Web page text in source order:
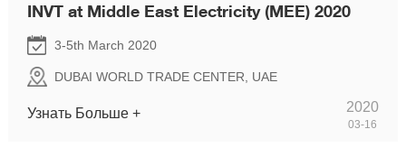
INVT at Middle East Electricity (MEE) 2020
3-5th March 2020
DUBAI WORLD TRADE CENTER, UAE
Узнать Больше + 2020
03-16